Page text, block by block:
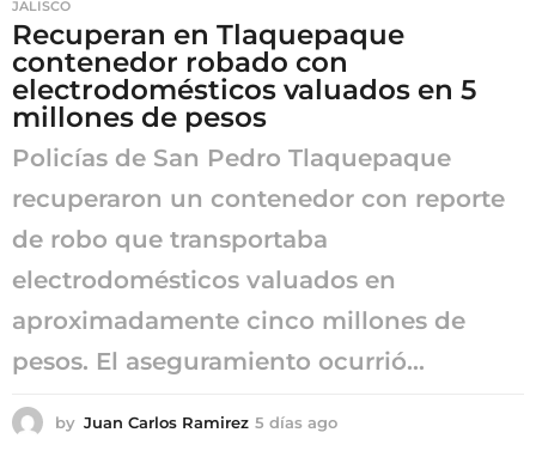
JALISCO
Recuperan en Tlaquepaque
contenedor robado con
electrodomésticos valuados en 5
millones de pesos
Policías de San Pedro Tlaquepaque
recuperaron un contenedor con reporte
de robo que transportaba
electrodomésticos valuados en
aproximadamente cinco millones de
pesos. El aseguramiento ocurrió...
by Juan Carlos Ramirez 5 días ago